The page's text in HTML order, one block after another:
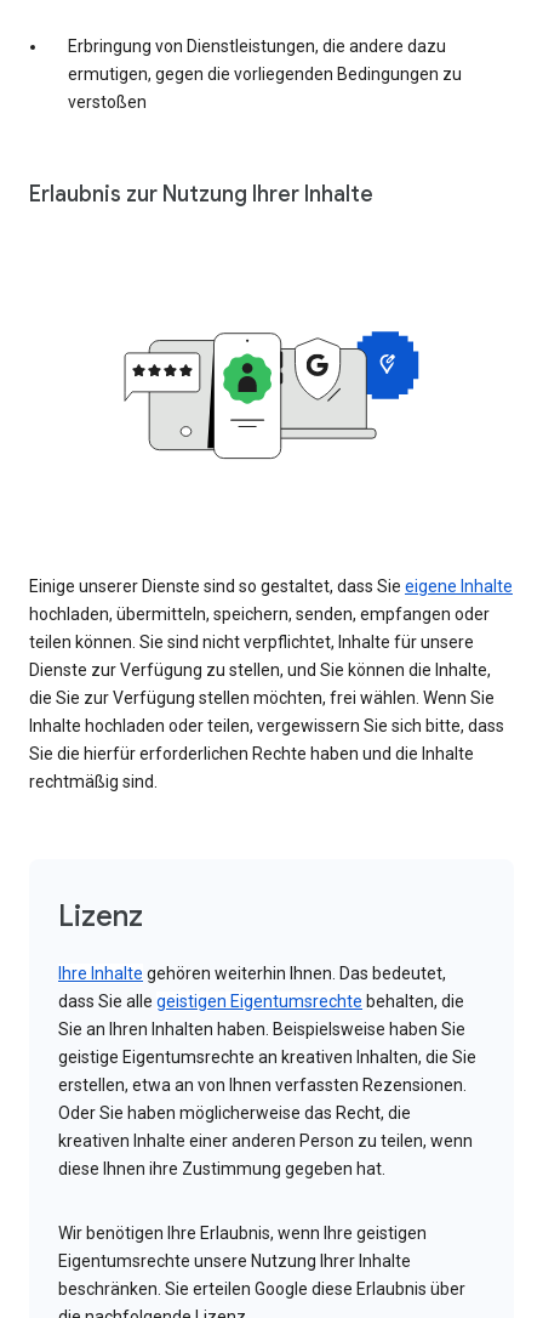
Erbringung von Dienstleistungen, die andere dazu
ermutigen, gegen die vorliegenden Bedingungen zu
verstoßen
Erlaubnis zur Nutzung Ihrer Inhalte
Einige unserer Dienste sind so gestaltet, dass Sie eigene Inhalte
hochladen, übermitteln, speichern, senden, empfangen oder
teilen können. Sie sind nicht verpflichtet, Inhalte für unsere
Dienste zur Verfügung zu stellen, und Sie können die Inhalte,
die Sie zur Verfügung stellen möchten, frei wählen. Wenn Sie
Inhalte hochladen oder teilen, vergewissern Sie sich bitte, dass
Sie die hierfür erforderlichen Rechte haben und die Inhalte
rechtmäßig sind.
Lizenz
Ihre Inhalte gehören weiterhin Ihnen. Das bedeutet,
dass Sie alle geistigen Eigentumsrechte behalten, die
Sie an Ihren Inhalten haben. Beispielsweise haben Sie
geistige Eigentumsrechte an kreativen Inhalten, die Sie
erstellen, etwa an von Ihnen verfassten Rezensionen.
Oder Sie haben möglicherweise das Recht, die
kreativen Inhalte einer anderen Person zu teilen, wenn
diese Ihnen ihre Zustimmung gegeben hat.
Wir benötigen Ihre Erlaubnis, wenn Ihre geistigen
Eigentumsrechte unsere Nutzung Ihrer Inhalte
beschränken. Sie erteilen Google diese Erlaubnis über